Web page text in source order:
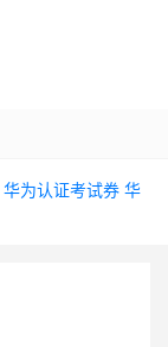
华为认证考试券 华